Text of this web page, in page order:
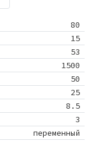
80
15
53
1500
50
25
8.5
3
переменный